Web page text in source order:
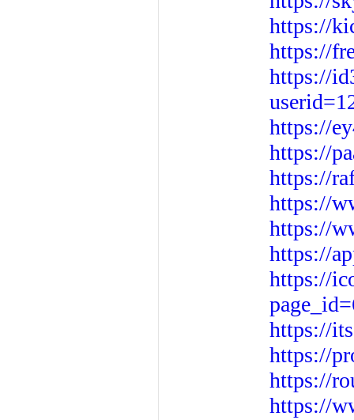
https://
https://
https://
https://
https://
https://
https://
https://
https://
https://
https://
https://
https://
https://